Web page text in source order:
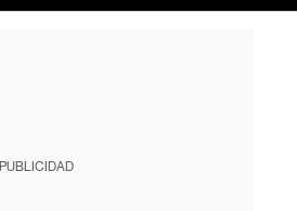
PUBLICIDAD